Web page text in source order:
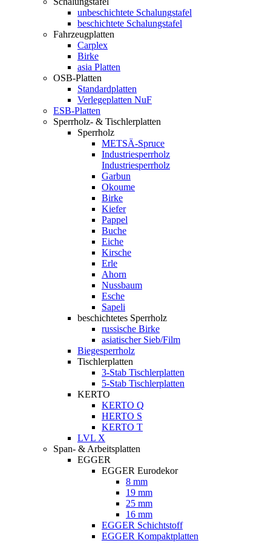
unbeschichtete Schalungstafel
beschichtete Schalungstafel
Fahrzeugplatten
Carplex
Birke
asia Platten
OSB-Platten
Standardplatten
Verlegeplatten NuF
ESB-Platten
Sperrholz- & Tischlerplatten
Sperrholz
METSÄ-Spruce
Industriesperrholz
Industriesperrholz
Garbun
Okoume
Birke
Kiefer
Pappel
Buche
Eiche
Kirsche
Erle
Ahorn
Nussbaum
Esche
Sapeli
beschichtetes Sperrholz
russische Birke
asiatischer Sieb/Film
Biegesperrholz
Tischlerplatten
3-Stab Tischlerplatten
5-Stab Tischlerplatten
KERTO
KERTO Q
HERTO S
KERTO T
LVL X
Span- & Arbeitsplatten
EGGER
EGGER Eurodekor
8 mm
19 mm
25 mm
16 mm
EGGER Schichtstoff
EGGER Kompaktplatten